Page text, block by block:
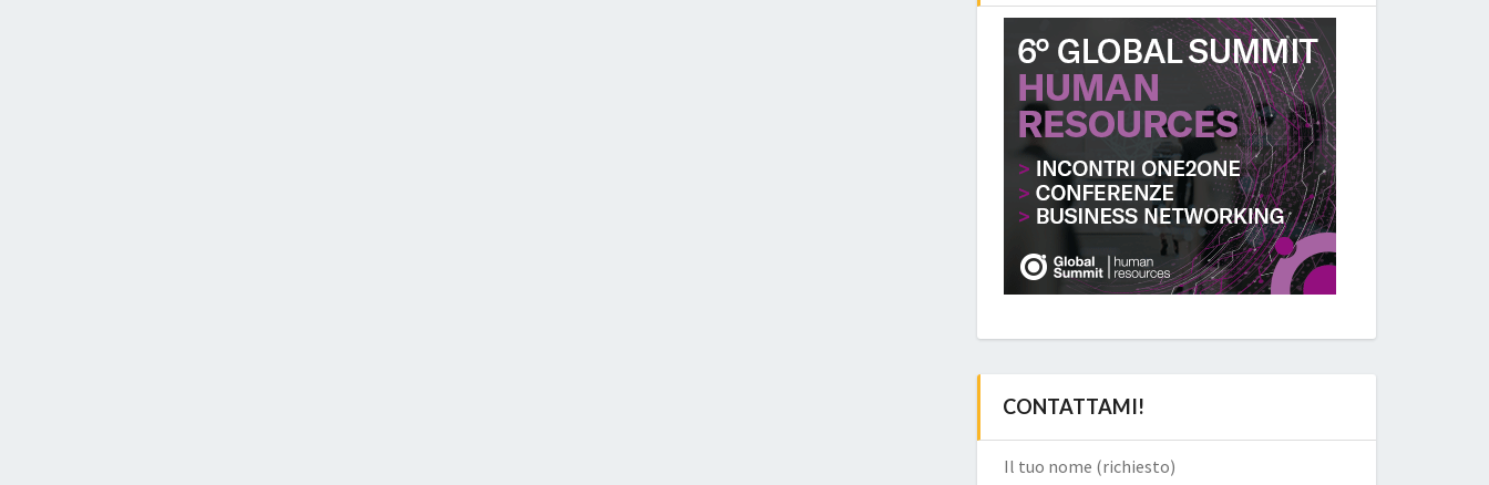
CONTATTAMI!
Il tuo nome (richiesto)